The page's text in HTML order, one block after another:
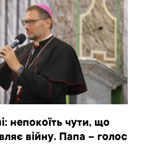
непокоїть чути, що
війну. Папа – голос